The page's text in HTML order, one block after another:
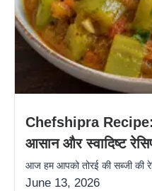
Chefshipra Recipe:
आसान और स्वादिष्ट
आज हम आपको तोरई की सब्जी की
June 13, 2026